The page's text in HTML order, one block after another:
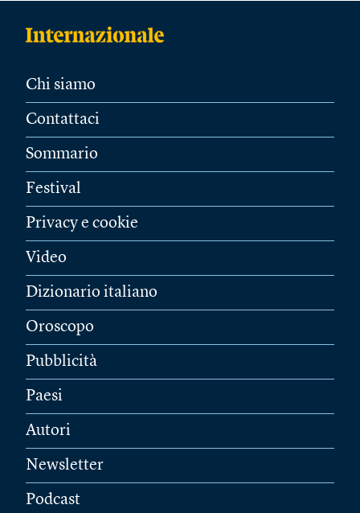
Chi siamo
Contattaci
Sommario
Festival
Privacy e cookie
Video
Dizionario italiano
Oroscopo
Pubblicità
Paesi
Autori
Newsletter
Podcast